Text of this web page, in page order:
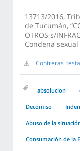
13713/2016,
de Tucumán,
OTROS s/
Condena
absolucion
Decomiso
Abuso de la
Consumación de la